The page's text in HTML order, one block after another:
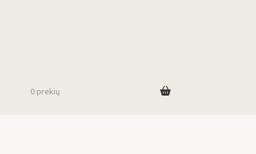
0 prekių